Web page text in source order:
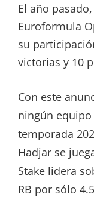
El año
Euroformula
su
victorias y 10
Con este
ningún
temporada
Hadjar se
Stake lidera
RB por sólo